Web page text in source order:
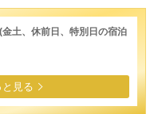
土、休前日、特別日の宿泊
見る